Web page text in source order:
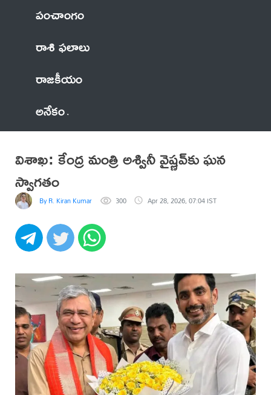
పంచాంగం
రాశి ఫలాలు
రాజకీయం
అనేకం
విశాఖ: కేంద్ర మంత్రి అశ్వినీ వైష్ణవ్‌కు ఘన
స్వాగతం
By R. Kiran Kumar 300 Apr 28, 2026, 07:04 IST